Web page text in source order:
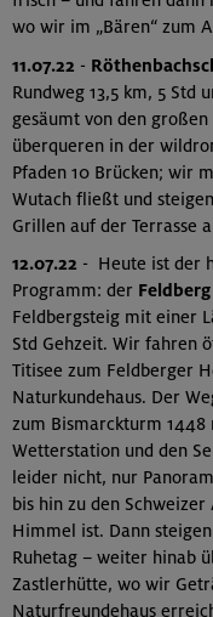
wo wir im „Bären“ zum
11.07.22 -
Rundweg 13,5 km, 5 Std
gesäumt von den
überqueren in der
Pfaden 10 Brücken; wir
Wutach fließt und
Grillen auf der Terrasse
12.07.22 - Heute ist der
Programm: der Feldberg
Feldbergsteig mit einer
Std Gehzeit. Wir fahren
Titisee zum Feldberger
Naturkundehaus. Der
zum Bismarckturm
Wetterstation und den
leider nicht, nur
bis hin zu den
Himmel ist. Dann
Ruhetag – weiter hinab
Zastlerhütte, wo wir
Naturfreundehaus